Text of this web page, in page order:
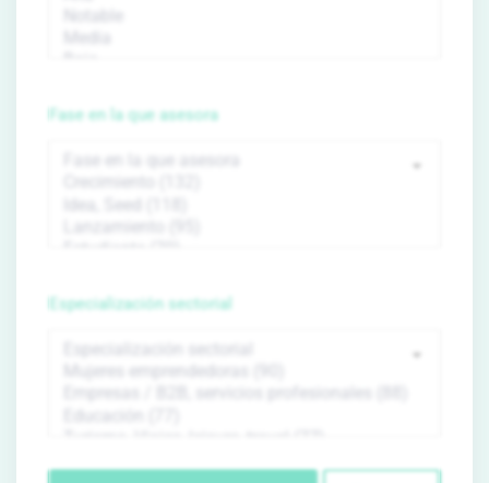
Fase en la que asesora
Especialización sectorial